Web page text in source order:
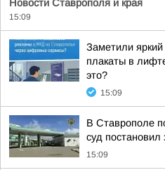
Новости Ставрополя и края
15:09
Заметили
плакаты в
это?
15:09
В Ставрополе
суд
15:09